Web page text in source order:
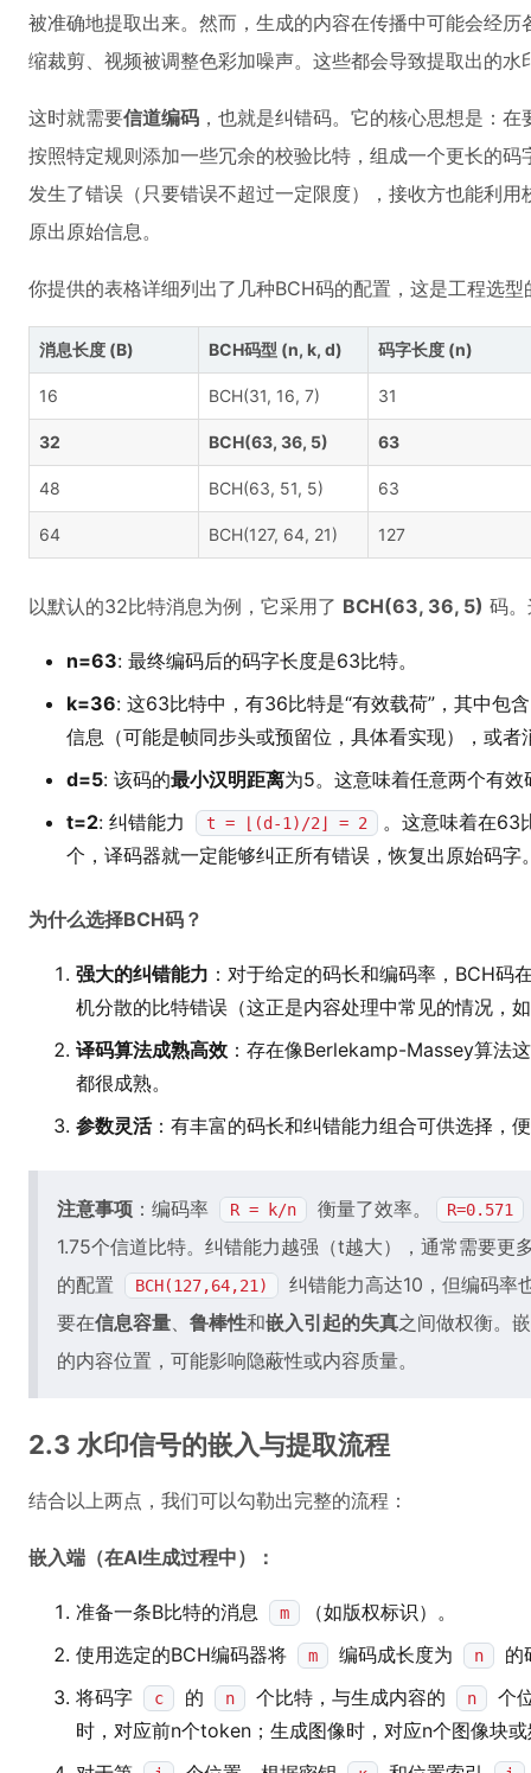
被准确地提取出来。然而，生成的内容在传播中可能会经历
缩裁剪、视频被调整色彩加噪声。这些都会导致提取出的水
这时就需要信道编码 ，也就是纠错码。它的核心思想是：
按照特定规则添加一些冗余的校验比特，组成一个更长的
发生了错误（只要错误不超过一定限度），接收方也能利
原出原始信息。
你提供的表格详细列出了几种BCH码的配置，这是工程选型
消息长度 (B) BCH码型 (n, k, d) 码字长度 (n)
16 BCH(31, 16, 7) 31
32 BCH(63, 36, 5) 63
48 BCH(63, 51, 5) 63
64 BCH(127, 64, 21) 127
以默认的32比特消息为例，它采用了 BCH(63, 36, 5) 码
n=63: 最终编码后的码字长度是63比特。
k=36: 这63比特中，有36比特是“有效载荷”，其中包
信息（可能是帧同步头或预留位，具体看实现），或
d=5: 该码的最小汉明距离为5。这意味着任意两个有
t=2: 纠错能力 t = ⌊(d-1)/2⌋ = 2
。这意味着在63
个，译码器就一定能够纠正所有错误，恢复出原始码字
为什么选择BCH码？
强大的纠错能力 ：对于给定的码长和编码率，BCH码
机分散的比特错误（这正是内容处理中常见的情况，
译码算法成熟高效 ：存在像Berlekamp-Massey算法
都很成熟。
参数灵活：有丰富的码长和纠错能力组合可供选择，
注意事项 ：编码率 R = k/n 衡量了效率。 R=0.571
1.75个信道比特。纠错能力越强（t越大），通常需要更
的配置
BCH(127,64,21)
纠错能力高达10，但编码率
要在信息容量、 鲁棒性和嵌入引起的失真之间做权衡。
的内容位置，可能影响隐蔽性或内容质量。
2.3 水印信号的嵌入与提取流程
结合以上两点，我们可以勾勒出完整的流程：
嵌入端（在AI生成过程中）：
准备一条B比特的消息 m
（如版权标识）。
使用选定的BCH编码器将
m 编码成长度为 n
的
将码字
c 的 n 个比特，与生成内容的 n
个
时，对应前n个token；生成图像时，对应n个图像块